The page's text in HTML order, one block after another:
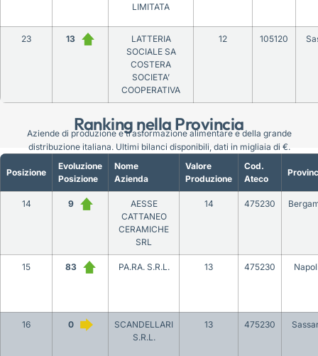
Ranking nella Provincia
LIMITATA
23 13
LATTERIA
SOCIALE SA
COSTERA
SOCIETA’
COOPERATIVA
12 105120
Posizione
Evoluzione
Posizione
Nome
Azienda
Valore
Produzione
Cod.
Ateco
14 9
AESSE
CATTANEO
CERAMICHE
SRL
14 475230
15 83 PA.RA. S.R.L. 13 475230
16 0
SCANDELLARI
S.R.L.
13 475230
Aziende di produzione e trasformazione alimentare e della grande
distribuzione italiana. Ultimi bilanci disponibili, dati in migliaia di €.